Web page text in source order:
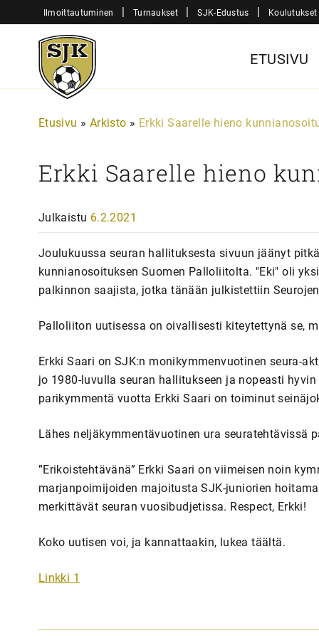
sisältöön
Ilmoittautuminen | Turnaukset | SJK-Edustus | Koulutukset
Sjk-
Juniorit
ETUSIVU
Etusivu » Arkisto » Erkki Saarelle hieno
Erkki Saarelle hieno
Julkaistu 6.2.2021
Joulukuussa seuran hallituksesta sivuun jäänyt
kunnianosoituksen Suomen Palloliitolta. "Eki" oli
palkinnon saajista, jotka tänään julkistettiin
Palloliiton uutisessa on oivallisesti kiteytettynä se,
Erkki Saari on SJK:n monikymmenvuotinen seura-
jo 1980-luvulla seuran hallitukseen ja nopeasti
parikymmentä vuotta Erkki Saari on toiminut
Lähes neljäkymmentävuotinen ura seuratehtävissä
”Erikoistehtävänä” Erkki Saari on viimeisen noin
marjanpoimijoiden majoitusta SJK-juniorien
merkittävät seuran vuosibudjetissa. Respect, Erkki!
Koko uutisen voi, ja kannattaakin, lukea täältä.
Linkki 1